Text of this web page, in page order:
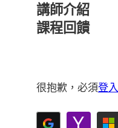
講師介紹
課程回饋
很抱歉，必須登入